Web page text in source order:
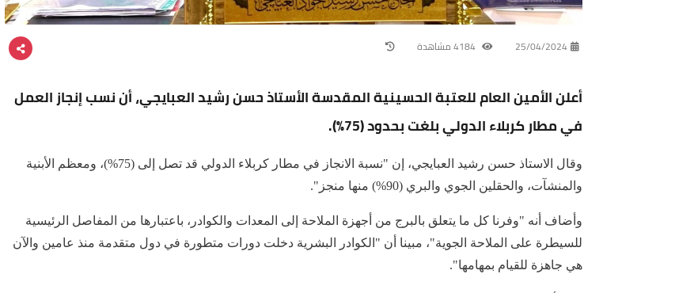
25/04/2024
أعلن الأمين العام للعتبة الحسينية المقدسة الأستاذ حسن رشيد العبايجي، أن نسب إنجاز العمل
في مطار كربلاء الدولي بلغت بحدود (75%).
وقال الاستاذ حسن رشيد العبايجي، إن "نسبة الانجاز في مطار كربلاء الدولي قد تصل إلى (75%)، ومعظم الأبنية
والمنشآت، والحقلين الجوي والبري (90%) منها منجز".
وأضاف أنه "وفرنا كل ما يتعلق بالبرج من أجهزة الملاحة إلى المعدات والكوادر، باعتبارها من المفاصل الرئيسية
للسيطرة على الملاحة الجوية"، مبينا أن "الكوادر البشرية دخلت دورات متطورة في دول متقدمة منذ عامين والآن
هي جاهزة للقيام بمهامها".